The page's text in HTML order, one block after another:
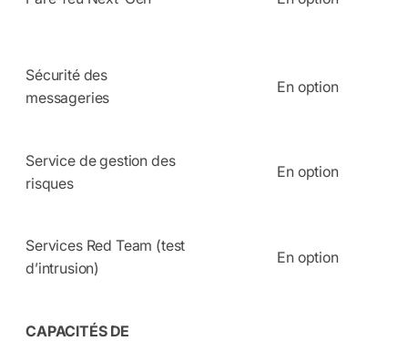
Sécurité des
messageries
En option
Service de gestion des
risques
En option
Services Red Team (test
d’intrusion)
En option
CAPACITÉS DE